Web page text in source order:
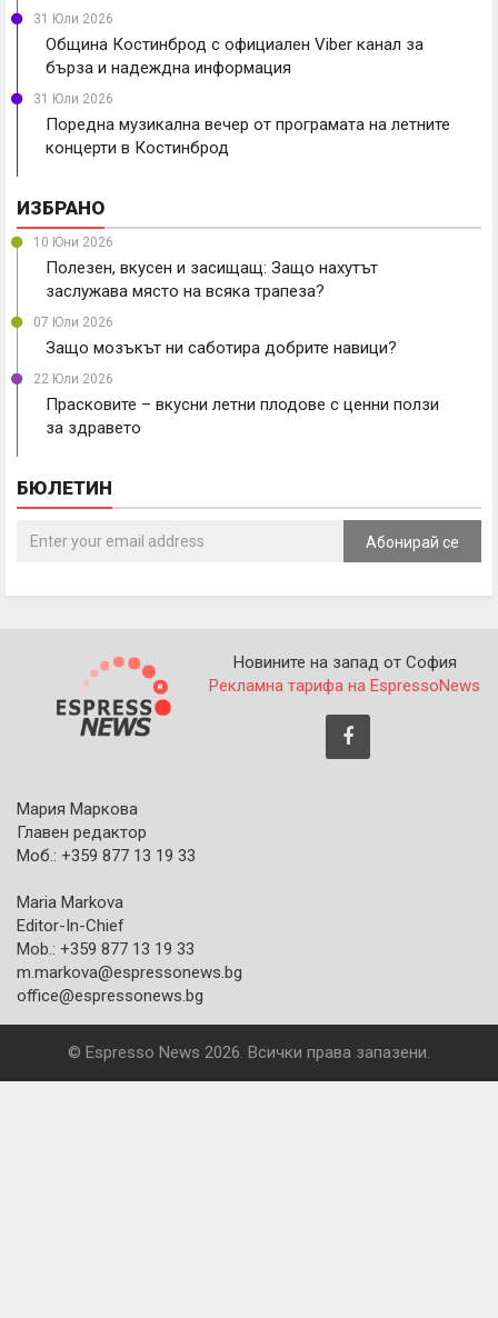
31 Юли 2026
Община Костинброд с официален Viber канал за
бърза и надеждна информация
31 Юли 2026
Поредна музикална вечер от програмата на летните
концерти в Костинброд
ИЗБРАНО
10 Юни 2026
Полезен, вкусен и засищащ: Защо нахутът
заслужава място на всяка трапеза?
07 Юли 2026
Защо мозъкът ни саботира добрите навици?
22 Юли 2026
Прасковите – вкусни летни плодове с ценни ползи
за здравето
БЮЛЕТИН
Абонирай се
Новините на запад от София
Рекламна тарифа на EspressoNews
Мария Маркова
Главен редактор
Моб.: +359 877 13 19 33
Maria Markova
Editor-In-Chief
Mob.: +359 877 13 19 33
m.markova@espressonews.bg
office@espressonews.bg
© Espresso News 2026. Всички права запазени.